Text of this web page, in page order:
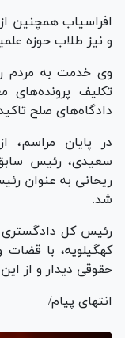
افراسیاب همچنین
و نیز طلاب حوزه
وی خدمت به مردم
تکلیف پرونده‌های
دادگاه‌های صلح
در پایان مراسم،
سعیدی، رئیس سابق
ریحانی به عنوان
شد.
رئیس کل
کهگیلویه، با قضات
حقوقی دیدار و از
انتهای پیام/